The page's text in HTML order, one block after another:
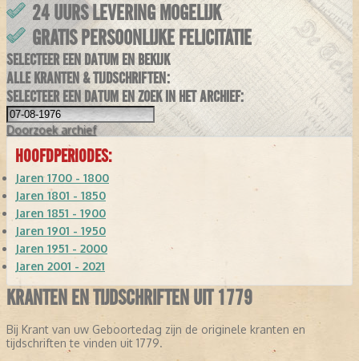
24 UURS LEVERING MOGELIJK
GRATIS PERSOONLIJKE FELICITATIE
SELECTEER EEN DATUM EN BEKIJK
ALLE KRANTEN & TIJDSCHRIFTEN:
SELECTEER EEN DATUM EN ZOEK IN HET ARCHIEF:
Doorzoek archief
HOOFDPERIODES:
Jaren 1700 - 1800
Jaren 1801 - 1850
Jaren 1851 - 1900
Jaren 1901 - 1950
Jaren 1951 - 2000
Jaren 2001 - 2021
KRANTEN EN TIJDSCHRIFTEN UIT 1779
Bij Krant van uw Geboortedag zijn de originele kranten en
tijdschriften te vinden uit 1779.